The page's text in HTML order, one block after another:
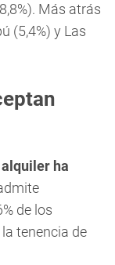
Más atrás
(5,4%) y Las
ha
de los
tenencia de